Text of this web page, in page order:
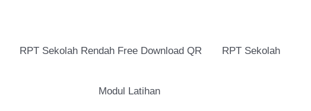
RPT Sekolah Rendah Free Download QR RPT Sekolah
Modul Latihan